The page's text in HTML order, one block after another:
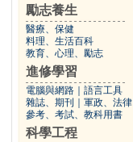
勵志養生
醫療、保健
料理、生活百科
教育、心理、勵志
進修學習
電腦與網路
語言工具
雜誌、期刊
軍政、法律
參考、考試、教科用書
科學工程